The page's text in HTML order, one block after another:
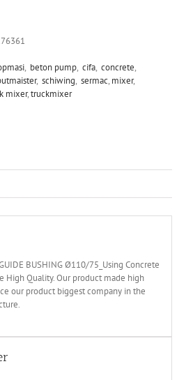
, beton pump, cifa, concrete,
, schiwing, sermac, mixer,
mixer,truckmixer
BUSHING Ø110/75_Using Concrete
High Quality. Our product made high
our product biggest company in the